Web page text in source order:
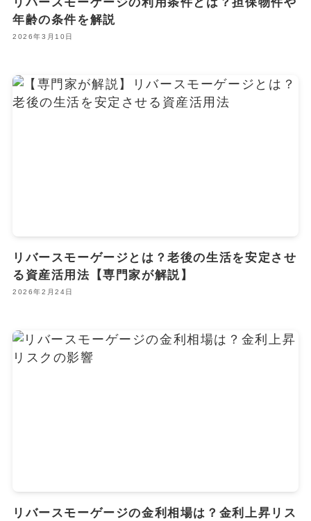
年齢の条件を解説
2026年3月10日
リバースモーゲージとは？老後の生活を安定させ
る資産活用法【専門家が解説】
2026年2月24日
リバースモーゲージの金利相場は？金利上昇リス